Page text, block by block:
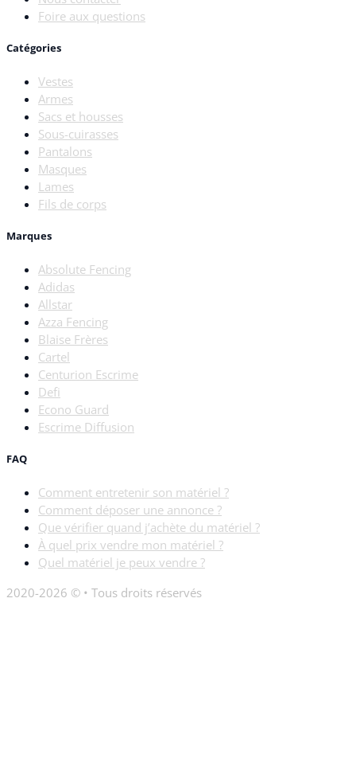
Foire aux questions
Catégories
Vestes
Armes
Sacs et housses
Sous-cuirasses
Pantalons
Masques
Lames
Fils de corps
Marques
Absolute Fencing
Adidas
Allstar
Azza Fencing
Blaise Frères
Cartel
Centurion Escrime
Defi
Econo Guard
Escrime Diffusion
FAQ
Comment entretenir son matériel ?
Comment déposer une annonce ?
Que vérifier quand j’achète du matériel ?
À quel prix vendre mon matériel ?
Quel matériel je peux vendre ?
2020-2026 © • Tous droits réservés